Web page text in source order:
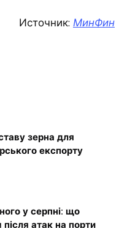
Источник: МинФин
зерна для
експорту
у серпні: що
атак на порти